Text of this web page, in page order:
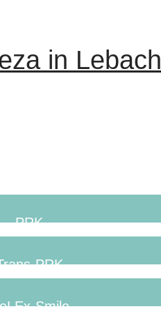
in Lebach
PRK
PRK
Smile